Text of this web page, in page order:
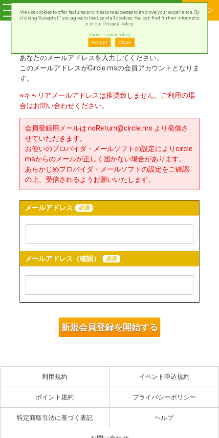
ログイン
あなたのメールアドレスを入力してください。
このメールアドレスがCircle.msの会員アカウントとなりま
す。
※キャリアメールアドレスは推奨致しません。ご利用の場
合はお問い合わせください。
会員登録用メールは noReturn@circle.ms より発信さ
せていただきます。
お使いのプロバイダ・メールソフトの設定によりcircle.
msからのメールが正しく届かない場合があります。
あらかじめプロバイダ・メールソフトの設定をご確認
の上、受信されるようお願いいたします。
メールアドレス 必須
メールアドレス（確認） 必須
利用規約 イベント申込規約
ポイント規約 プライバシーポリシー
特定商取引法に基づく表記 ヘルプ
We use cookies to offer features and measure accesses to improve your experience. By
clicking “Accept all” you agree to the use of all cookies. You can find further informatio
n in our Privacy Policy.
Show PrivacyPolicy
Accept
Close